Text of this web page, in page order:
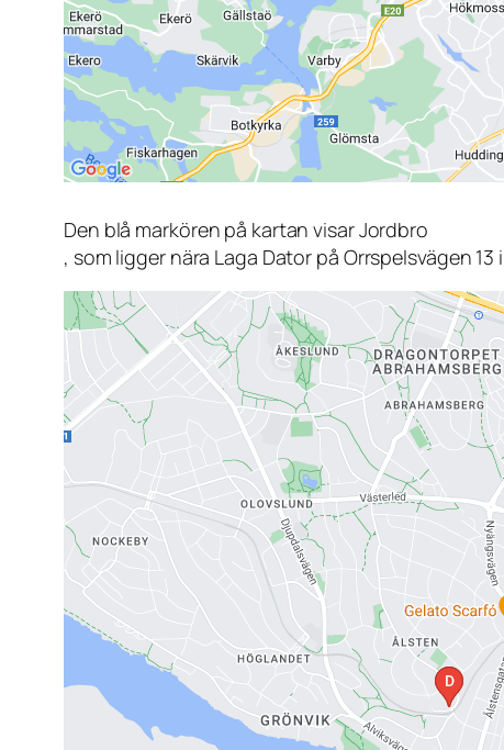
Den blå markören på kartan visar Jordbro
, som ligger nära Laga Dator på Orrspelsvägen 13